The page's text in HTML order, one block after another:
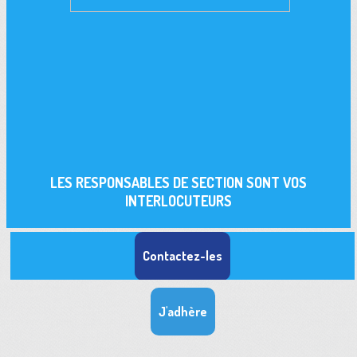
LES RESPONSABLES DE SECTION SONT VOS
INTERLOCUTEURS
Contactez-les
J'adhère